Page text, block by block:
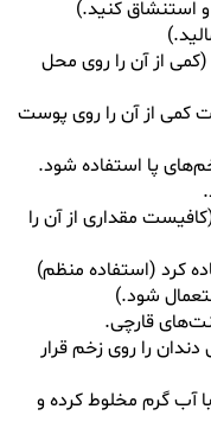
استنشاق کنید.)
از آن را روی محل
کمی از آن را روی پوست
پا استفاده شود.
مقداری از آن را
کرد (استفاده منظم)
شود.)
قارچی.
را روی زخم قرار
آب گرم مخلوط کرده و